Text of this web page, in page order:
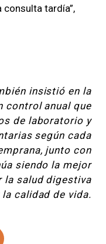
tardía”,
insistió en la
control anual que
de laboratorio y
según cada
junto con
siendo la mejor
la salud digestiva
calidad de vida.